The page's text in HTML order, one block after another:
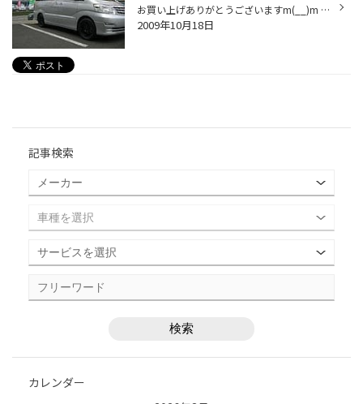
お買い上げありがとうございますm(__)m DATA ホイール：プロドライブ GC-05K (F)(R) 17X7.5 (MB) タイヤ：エコピア EP100 (F)(R) 225/55R17 ブラックホイールかっこいいですね(^O^)／ さらに、プロドライブ＆エコピアで“エコ最大”です★ かっこよさ＆エコをお求めの方はぜひ当店へ(^^♪
2009年10月18日
記事検索
カレンダー